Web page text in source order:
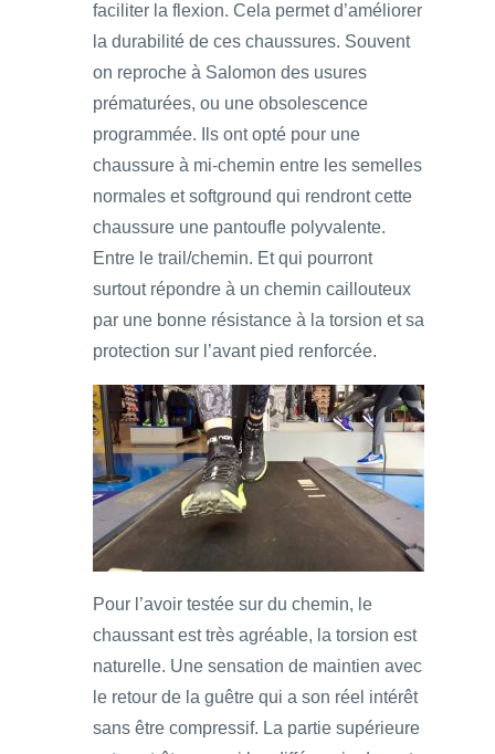
faciliter la flexion. Cela permet d’améliorer
la durabilité de ces chaussures. Souvent
on reproche à Salomon des usures
prématurées, ou une obsolescence
programmée. Ils ont opté pour une
chaussure à mi-chemin entre les semelles
normales et softground qui rendront cette
chaussure une pantoufle polyvalente.
Entre le trail/chemin. Et qui pourront
surtout répondre à un chemin caillouteux
par une bonne résistance à la torsion et sa
protection sur l’avant pied renforcée.
Pour l’avoir testée sur du chemin, le
chaussant est très agréable, la torsion est
naturelle. Une sensation de maintien avec
le retour de la guêtre qui a son réel intérêt
sans être compressif. La partie supérieure